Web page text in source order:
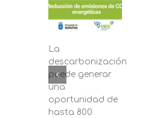
La
descarbonización
puede generar
una
oportunidad de
hasta 800